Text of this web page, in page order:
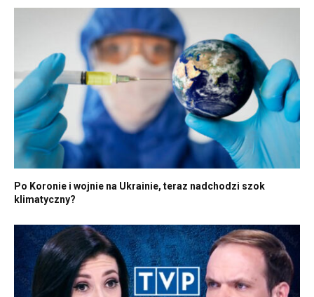
Po Koronie i wojnie na Ukrainie, teraz nadchodzi szok
klimatyczny?